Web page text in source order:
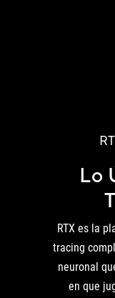
Lo
RTX es la
tracing
neuronal
en que